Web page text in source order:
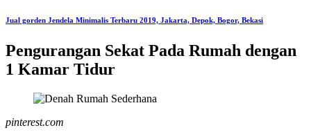
Jual gorden Jendela Minimalis Terbaru 2019, Jakarta, Depok, Bogor, Bekasi
Pengurangan Sekat Pada Rumah dengan
1 Kamar Tidur
pinterest.com